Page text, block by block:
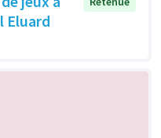
Eluard